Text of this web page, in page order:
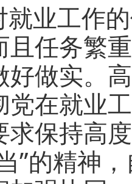
就业工作
且任务繁
好做实。
党在就业
求保持高
”的精神